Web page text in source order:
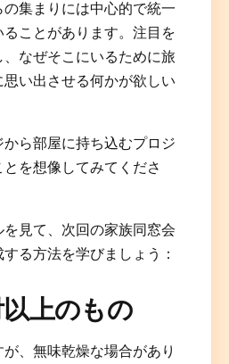
集まりには中心的で統一
ことがあります。注目を
なぜそこにいるために旅
い出させる何かが欲しい
ら部屋に持ち込むプロジ
を想像してみてくださ
見て、次回の家族同窓会
る方法を学びましょう：
上のもの
、無味乾燥な場合があり